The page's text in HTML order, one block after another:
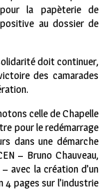
pour la papèterie de
au dossier de
doit continuer,
des camarades
celle de Chapelle
pour le redémarrage
dans une démarche
– Bruno Chauveau,
avec la création d’un
pages sur l’industrie